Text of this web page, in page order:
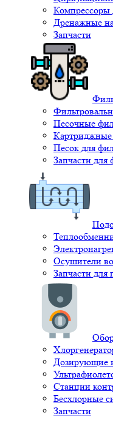
Компрессоры
Дренажные
Запчасти
Песочные
Песок для
Запчасти для
Осушители
Запчасти для
Дозирующие
Станции
Бесхлорные
Запчасти